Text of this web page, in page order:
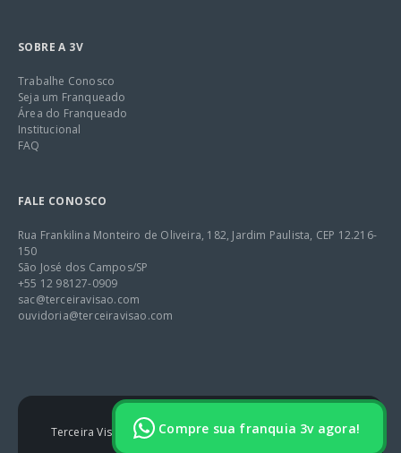
SOBRE A 3V
Trabalhe Conosco
Seja um Franqueado
Área do Franqueado
Institucional
FAQ
FALE CONOSCO
Rua Frankilina Monteiro de Oliveira, 182, Jardim Paulista, CEP 12.216-
150
São José dos Campos/SP
+55 12 98127-0909
sac@terceiravisao.com
ouvidoria@terceiravisao.com
Terceira Visão 2025 – Tem todos os Direitos Reservados.
Compre sua franquia 3v agora!